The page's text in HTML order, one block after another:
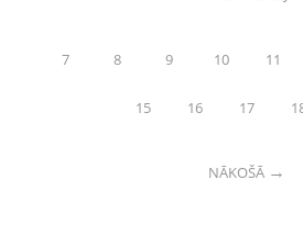
7 8 9 10 11
15 16 17
NĀKOŠĀ